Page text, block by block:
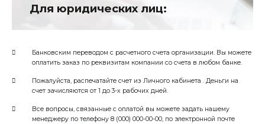
Для юридических лиц:
Банковским переводом с расчетного счета организации. Вы можете
оплатить заказ по реквизитам компании со счета в любом банке.
Пожалуйста, распечатайте счет из Личного кабинета . Деньги на
счет зачисляются от 1 до 3-х рабочих дней.
Все вопросы, связанные с оплатой вы можете задать нашему
менеджеру по телефону 8 (000) 000-00-00, по электронной почте